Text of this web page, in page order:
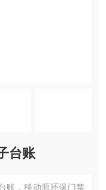
台账
账，移动源环保门禁